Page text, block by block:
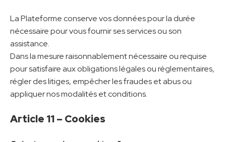
La Plateforme conserve vos données pour la durée
nécessaire pour vous fournir ses services ou son
assistance.
Dans la mesure raisonnablement nécessaire ou requise
pour satisfaire aux obligations légales ou réglementaires,
régler des litiges, empêcher les fraudes et abus ou
appliquer nos modalités et conditions.
Article 11 – Cookies